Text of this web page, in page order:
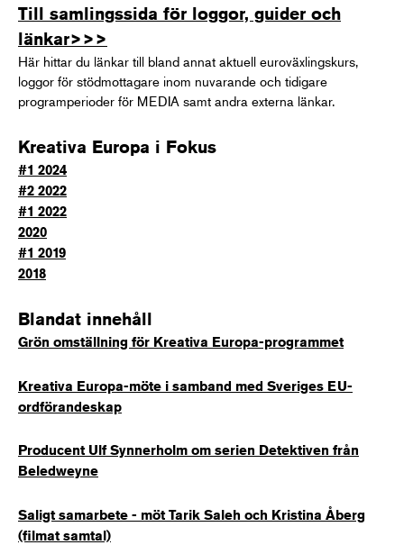
Till samlingssida för loggor, guider och
länkar>>>
Här hittar du länkar till bland annat aktuell euroväxlingskurs,
loggor för stödmottagare inom nuvarande och tidigare
programperioder för MEDIA samt andra externa länkar.
Kreativa Europa i Fokus
#1 2024
#2 2022
#1 2022
2020
#1 2019
2018
Blandat innehåll
Grön omställning för Kreativa Europa-programmet
Kreativa Europa-möte i samband med Sveriges EU-
ordförandeskap
Producent Ulf Synnerholm om serien Detektiven från
Beledweyne
Saligt samarbete - möt Tarik Saleh och Kristina Åberg
(filmat samtal)